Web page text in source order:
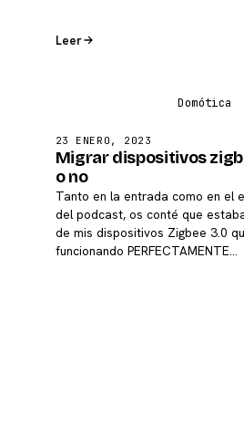
Leer
23 ENERO, 2023
Migrar dispositivos
o no
Tanto en la entrada como en el
del podcast, os conté que
de mis dispositivos Zigbee 3.0
funcionando PERFECTAMENTE…